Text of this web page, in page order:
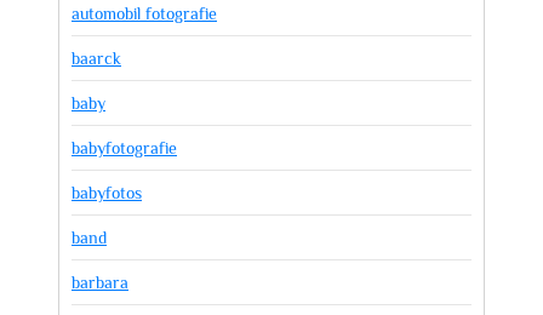
automobil fotografie
baarck
baby
babyfotografie
babyfotos
band
barbara